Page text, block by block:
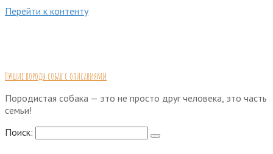
Перейти к контенту
Лучшие породы собак с описаниями
Породистая собака — это не просто друг человека, это часть
семьи!
Поиск: